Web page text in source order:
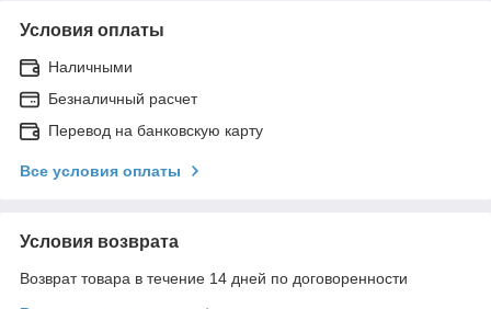
Условия оплаты
Наличными
Безналичный расчет
Перевод на банковскую карту
Все условия оплаты
Условия возврата
Возврат товара в течение 14 дней по договоренности